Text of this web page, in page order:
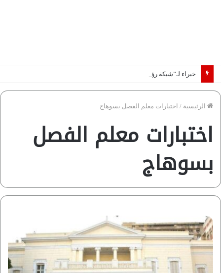
خبراء لـ”شبكة رؤية”: «اتفاق مكة» يغيّر قواعد اللعبة بالشرق الأوسط
الرئيسية / اختبارات معلم الفصل بسوهاج
اختبارات معلم الفصل
بسوهاج